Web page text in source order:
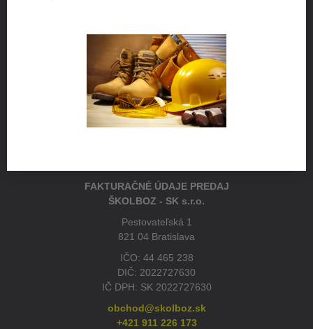
Povoliť a zapamätať - súhlas s druhom
cookie: Funkčné
Otvoriť obsah v novom okne
FAKTURAČNÉ ÚDAJE PREDAJ
ŠKOLBOZ - SK s.r.o.
Pestovateľská 1
821 04 Bratislava
IČO: 44 465 238
DIČ: 2022727630
IČ DPH: SK 2022727630
obchod@skolboz.sk
+421 911 226 173